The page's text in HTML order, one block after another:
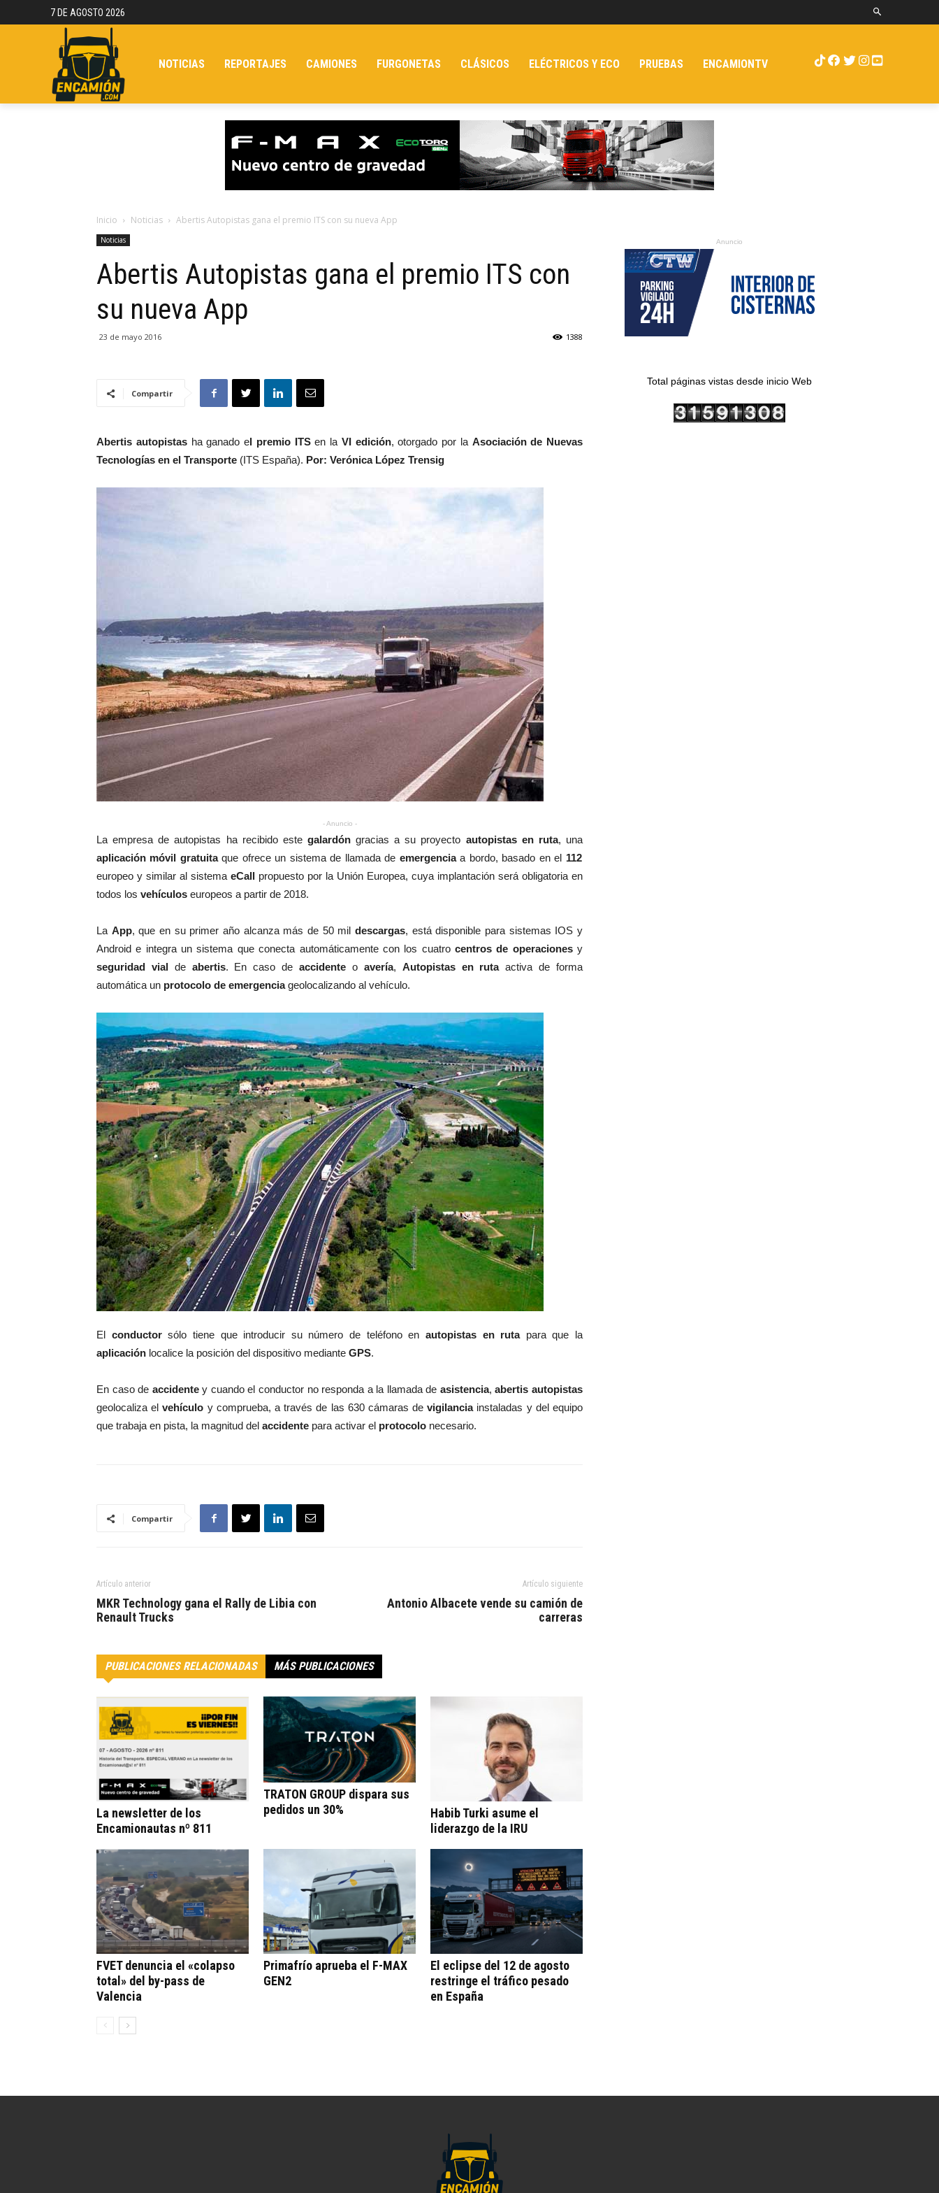
7 DE AGOSTO 2026
NOTICIAS REPORTAJES CAMIONES FURGONETAS CLÁSICOS ELÉCTRICOS Y ECO PRUEBAS ENCAMIONTV
Inicio Noticias Abertis Autopistas gana el premio ITS con su nueva App
Noticias
Abertis Autopistas gana el premio ITS con
su nueva App
23 de mayo 2016 1388
Compartir
Abertis autopistasha ganado el premio ITSen la VI edición, otorgado por la Asociación de Nuevas
Tecnologías en el Transporte (ITS España). Por: Verónica López Trensig
- Anuncio -
La empresa de autopistas ha recibido este galardóngracias a su proyecto autopistas en ruta, una
aplicación móvil gratuitaque ofrece un sistema de llamada de emergenciaa bordo, basado en el 112
europeo y similar al sistema eCall propuesto por la Unión Europea, cuya implantación será obligatoria en
todos los vehículos europeos a partir de 2018.
La App, que en su primer año alcanza más de 50 mildescargas, está disponible para sistemas IOS y
Android e integra un sistema que conecta automáticamente con los cuatrocentros de operacionesy
seguridad vialde abertis. En caso deaccidente o avería, Autopistas en rutaactiva de forma
automática un protocolo de emergenciageolocalizando al vehículo.
El conductorsólo tiene que introducir su número de teléfono en autopistas en rutapara que la
aplicación localice la posición del dispositivo mediante GPS.
En caso de accidentey cuando el conductor no responda a la llamada de asistencia, abertis autopistas
geolocaliza elvehículo y comprueba, a través de las 630 cámaras devigilancia instaladas y del equipo
que trabaja en pista, la magnitud del accidente para activar el protocolo necesario.
Compartir
Artículo anterior
MKR Technology gana el Rally de Libia con
Renault Trucks
Artículo siguiente
Antonio Albacete vende su camión de
carreras
PUBLICACIONES RELACIONADAS MÁS PUBLICACIONES
La newsletter de los
Encamionautas nº 811
TRATON GROUP dispara sus
pedidos un 30%
Habib Turki asume el
liderazgo de la IRU
FVET denuncia el «colapso
total» del by-pass de
Valencia
Primafrío aprueba el F-MAX
GEN2
El eclipse del 12 de agosto
restringe el tráfico pesado
en España
Anuncio
Total páginas vistas desde inicio Web